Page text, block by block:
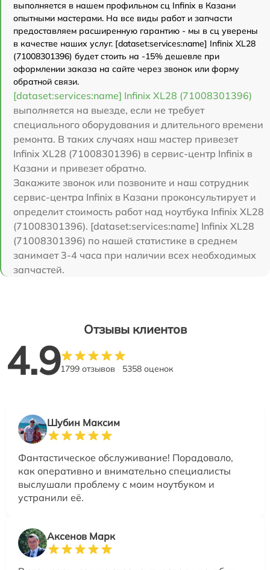
выполняется в нашем профильном сц Infinix в Казани
опытными мастерами. На все виды работ и запчасти
предоставляем расширенную гарантию - мы в сц уверены
в качестве наших услуг. [dataset:services:name] Infinix XL28
(71008301396) будет стоить на -15% дешевле при
оформлении заказа на сайте через звонок или форму
обратной связи.
[dataset:services:name] Infinix XL28 (71008301396)
выполняется на выезде, если не требует
специального оборудования и длительного времени
ремонта. В таких случаях наш мастер привезет
Infinix XL28 (71008301396) в сервис-центр Infinix в
Казани и привезет обратно.
Закажите звонок или позвоните и наш сотрудник
сервис-центра Infinix в Казани проконсультирует и
определит стоимость работ над ноутбука Infinix XL28
(71008301396). [dataset:services:name] Infinix XL28
(71008301396) по нашей статистике в среднем
занимает 3-4 часа при наличии всех необходимых
запчастей.
Отзывы клиентов
4.91799 отзывов 5358 оценок
Шубин Максим
Фантастическое обслуживание! Порадовало,
как оперативно и внимательно специалисты
выслушали проблему с моим ноутбуком и
устранили её.
Аксенов Марк